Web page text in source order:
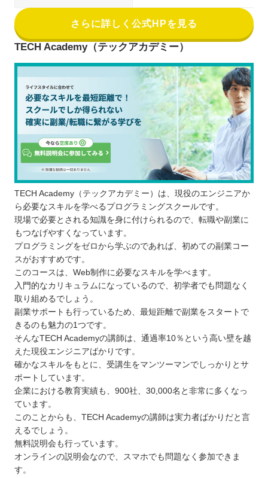
さらに詳しく公式HPを見る
TECH Academy（テックアカデミー）
TECH Academy（テックアカデミー）は、現役のエンジニアか
ら必要なスキルを学べるプログラミングスクールです。
現場で必要とされる知識を身に付けられるので、転職や副業に
もつなげやすくなっています。
プログラミングをゼロから学ぶのであれば、初めての副業コー
スがおすすめです。
このコースは、Web制作に必要なスキルを学べます。
入門的なカリキュラムになっているので、初学者でも問題なく
取り組めるでしょう。
副業サポートも行っているため、最短距離で副業をスタートで
きるのも魅力の1つです。
そんなTECH Academyの講師は、通過率10％という高い壁を越
えた現役エンジニアばかりです。
確かなスキルをもとに、受講生をマンツーマンでしっかりとサ
ポートしています。
企業における教育実績も、900社、30,000名と非常に多くなっ
ています。
このことからも、TECH Academyの講師は実力者ばかりだと言
えるでしょう。
無料説明会も行っています。
オンラインの説明会なので、スマホでも問題なく参加できま
す。